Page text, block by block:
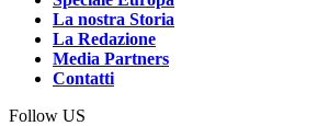
La nostra Storia
La Redazione
Media Partners
Contatti
Follow US